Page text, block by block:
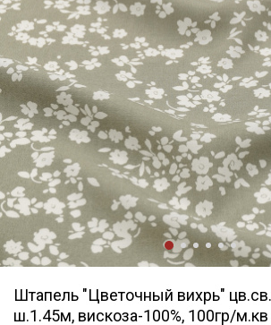
Штапель "Цветочный вихрь"
ш.1.45м, вискоза-100%, 100гр/м.кв